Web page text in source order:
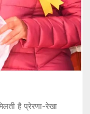
है प्रेरणा-रेखा